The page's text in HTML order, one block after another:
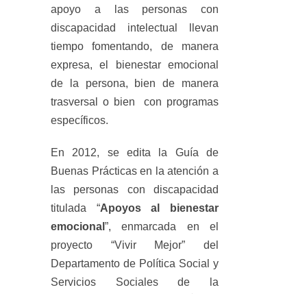
apoyo a las personas con
discapacidad intelectual llevan
tiempo fomentando, de manera
expresa, el bienestar emocional
de la persona, bien de manera
trasversal o bien con programas
específicos.
En 2012, se edita la Guía de
Buenas Prácticas en la atención a
las personas con discapacidad
titulada “Apoyos al bienestar
emocional ”, enmarcada en el
proyecto “Vivir Mejor” del
Departamento de Política Social y
Servicios Sociales de la